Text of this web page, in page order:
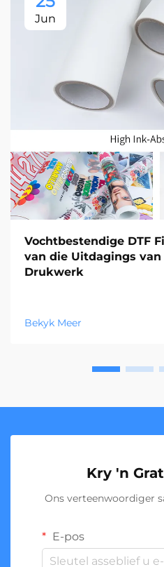
Jun
Vochtbestendige DTF
van die Uitdagings
Drukwerk
Bekyk Meer
Kry 'n
Ons verteenwoordiger
E-pos